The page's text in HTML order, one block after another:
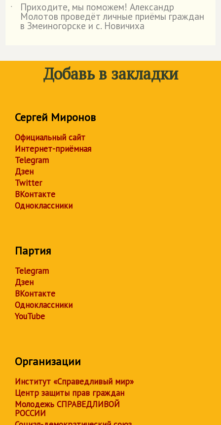
˙
Приходите, мы поможем! Александр
Молотов проведёт личные приёмы граждан
в Змеиногорске и с. Новичиха
Добавь в закладки
Сергей Миронов
Официальный сайт
Интернет-приёмная
Telegram
Дзен
Twitter
ВКонтакте
Одноклассники
Партия
Telegram
Дзен
ВКонтакте
Одноклассники
YouTube
Организации
Институт «Справедливый мир»
Центр защиты прав граждан
Молодежь СПРАВЕДЛИВОЙ
РОССИИ